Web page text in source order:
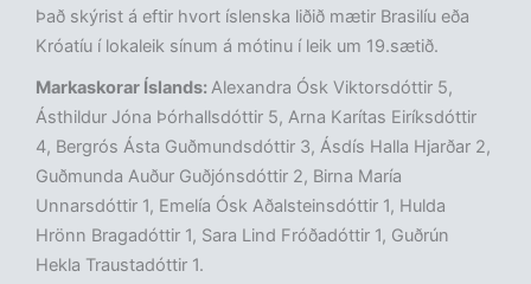
Það skýrist á eftir hvort íslenska liðið mætir Brasilíu eða
Króatíu í lokaleik sínum á mótinu í leik um 19.sætið.
Markaskorar Íslands:Alexandra Ósk Viktorsdóttir 5,
Ásthildur Jóna Þórhallsdóttir 5, Arna Karítas Eiríksdóttir
4, Bergrós Ásta Guðmundsdóttir 3, Ásdís Halla Hjarðar 2,
Guðmunda Auður Guðjónsdóttir 2, Birna María
Unnarsdóttir 1, Emelía Ósk Aðalsteinsdóttir 1, Hulda
Hrönn Bragadóttir 1, Sara Lind Fróðadóttir 1, Guðrún
Hekla Traustadóttir 1.